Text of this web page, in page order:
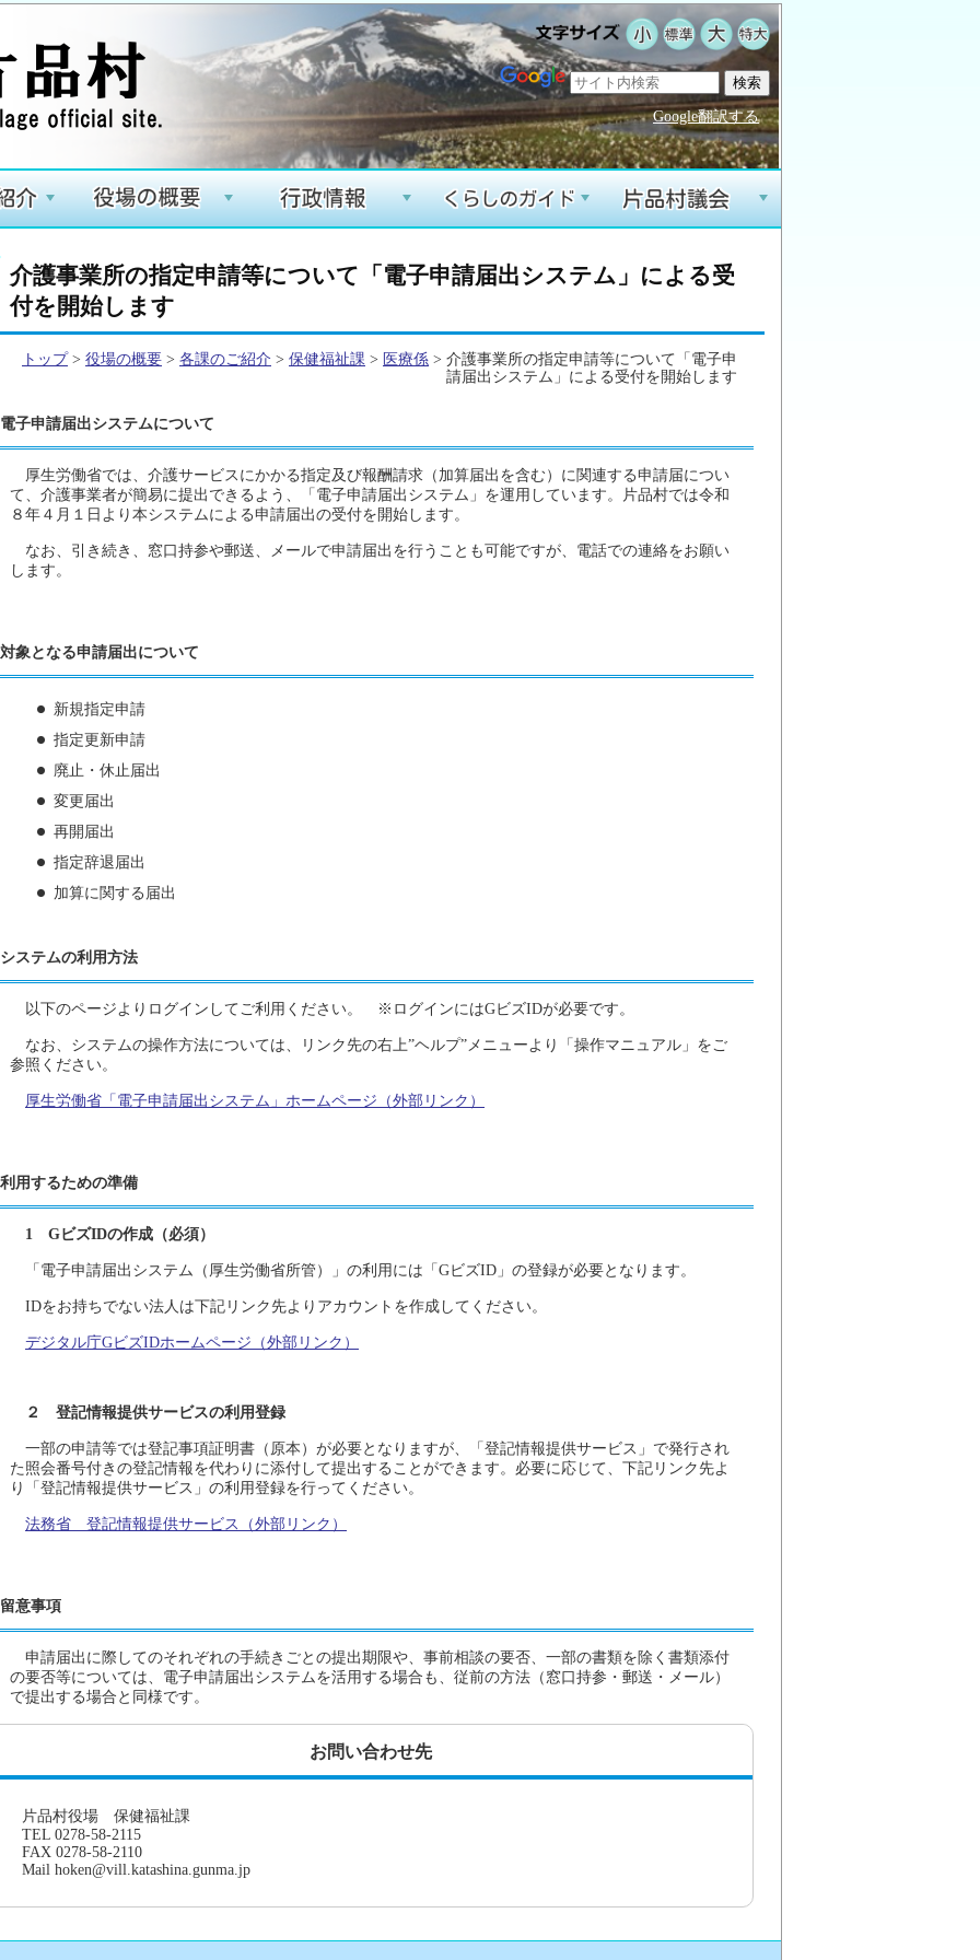
Google翻訳する
介護事業所の指定申請等について「電子申請届出システム」による受
付を開始します
トップ> 役場の概要 > 各課のご紹介 > 保健福祉課 > 医療係 > 介護事業所の指定申請等について「電子申
請届出システム」による受付を開始します
電子申請届出システムについて
厚生労働省では、介護サービスにかかる指定及び報酬請求（加算届出を含む）に関連する申請届につい
て、介護事業者が簡易に提出できるよう、「電子申請届出システム」を運用しています。片品村では令和
８年４月１日より本システムによる申請届出の受付を開始します。
なお、引き続き、窓口持参や郵送、メールで申請届出を行うことも可能ですが、電話での連絡をお願い
します。
対象となる申請届出について
新規指定申請
指定更新申請
廃止・休止届出
変更届出
再開届出
指定辞退届出
加算に関する届出
システムの利用方法
以下のページよりログインしてご利用ください。 ※ログインにはGビズIDが必要です。
なお、システムの操作方法については、リンク先の右上”ヘルプ”メニューより「操作マニュアル」をご
参照ください。
厚生労働省「電子申請届出システム」ホームページ（外部リンク）
利用するための準備
1 GビズIDの作成（必須）
「電子申請届出システム（厚生労働省所管）」の利用には「GビズID」の登録が必要となります。
IDをお持ちでない法人は下記リンク先よりアカウントを作成してください。
デジタル庁GビズIDホームページ（外部リンク）
２ 登記情報提供サービスの利用登録
一部の申請等では登記事項証明書（原本）が必要となりますが、「登記情報提供サービス」で発行され
た照会番号付きの登記情報を代わりに添付して提出することができます。必要に応じて、下記リンク先よ
り「登記情報提供サービス」の利用登録を行ってください。
法務省 登記情報提供サービス（外部リンク）
留意事項
申請届出に際してのそれぞれの手続きごとの提出期限や、事前相談の要否、一部の書類を除く書類添付
の要否等については、電子申請届出システムを活用する場合も、従前の方法（窓口持参・郵送・メール）
で提出する場合と同様です。
お問い合わせ先
片品村役場 保健福祉課
TEL 0278-58-2115
FAX 0278-58-2110
Mail hoken@vill.katashina.gunma.jp